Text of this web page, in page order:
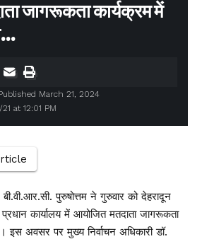
जागरूकता कार्यक्रम में
at 12:01 PM
March 21, 2024
बी.वी.आर.सी. पुरुषोत्तम ने गुरुवार को देहरादून
कार्यालय में आयोजित मतदाता जागरूकता
इस अवसर पर मुख्य निर्वाचन अधिकारी डॉ.